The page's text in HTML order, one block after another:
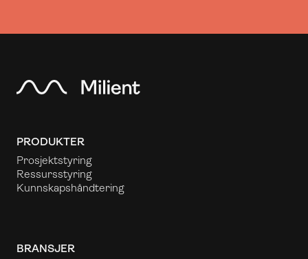
PRODUKTER
Prosjektstyring
Ressursstyring
Kunnskapshåndtering
BRANSJER